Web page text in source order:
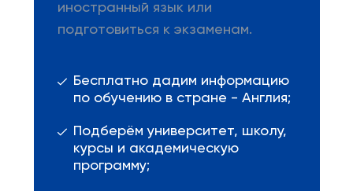
иностранный язык или
подготовиться к экзаменам.
Бесплатно дадим информацию
по обучению в стране - Англия;
Подберём университет, школу,
курсы и академическую
программу;